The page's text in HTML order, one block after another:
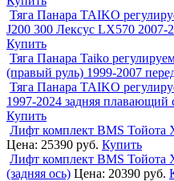
Тяга Панара TAIKO
J200 300 Лексус LX570 2007-
Купить
Тяга Панара Taiko
(правый руль) 1999-2007
Тяга Панара TAIKO
1997-2024 задняя плавающий
Купить
Лифт комплект BMS Тойота
Цена: 25390 руб. Купить
Лифт комплект BMS Тойота
(задняя ось) Цена: 20390 руб.